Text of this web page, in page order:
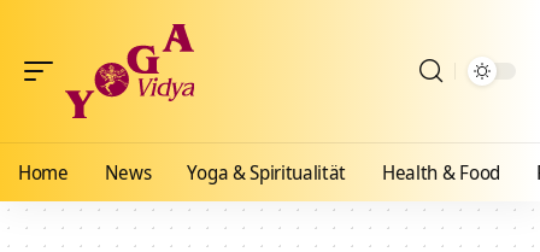
Home News Yoga & Spiritualität Health & Food